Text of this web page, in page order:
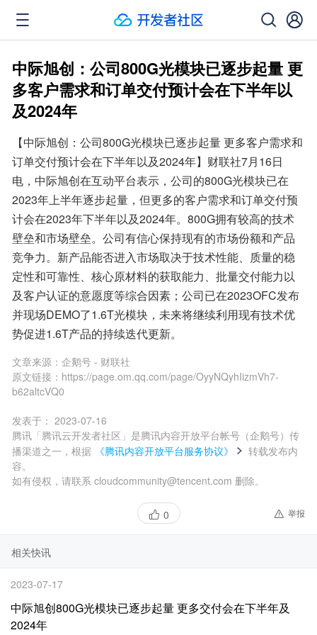
中际旭创：公司800G光模块已逐步起量 更
多客户需求和订单交付预计会在下半年以
及2024年
【中际旭创：公司800G光模块已逐步起量 更多客户需求和
订单交付预计会在下半年以及2024年】财联社7月16日
电，中际旭创在互动平台表示，公司的800G光模块已在
2023年上半年逐步起量，但更多的客户需求和订单交付预
计会在2023年下半年以及2024年。800G拥有较高的技术
壁垒和市场壁垒。公司有信心保持现有的市场份额和产品
竞争力。新产品能否进入市场取决于技术性能、质量的稳
定性和可靠性、核心原材料的获取能力、批量交付能力以
及客户认证的意愿度等综合因素；公司已在2023OFC发布
并现场DEMO了1.6T光模块，未来将继续利用现有技术优
势促进1.6T产品的持续迭代更新。
文章来源： 企鹅号 - 财联社
原文链接： https://page.om.qq.com/page/OyyNQyhIizmVh7-
b62altcVQ0
发表于： 2023-07-16
腾讯「腾讯云开发者社区」是腾讯内容开放平台帐号（企鹅号）传
播渠道之一，根据
《腾讯内容开放平台服务协议》
转载发布内
容。
如有侵权，请联系 cloudcommunity@tencent.com 删除。
0 举报
相关快讯
2023-07-17
中际旭创800G光模块已逐步起量 更多交付会在下半年及
2024年